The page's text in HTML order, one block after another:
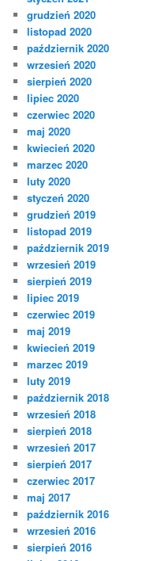
grudzień 2020
listopad 2020
październik 2020
wrzesień 2020
sierpień 2020
lipiec 2020
czerwiec 2020
maj 2020
kwiecień 2020
marzec 2020
luty 2020
styczeń 2020
grudzień 2019
listopad 2019
październik 2019
wrzesień 2019
sierpień 2019
lipiec 2019
czerwiec 2019
maj 2019
kwiecień 2019
marzec 2019
luty 2019
październik 2018
wrzesień 2018
sierpień 2018
wrzesień 2017
sierpień 2017
czerwiec 2017
maj 2017
październik 2016
wrzesień 2016
sierpień 2016